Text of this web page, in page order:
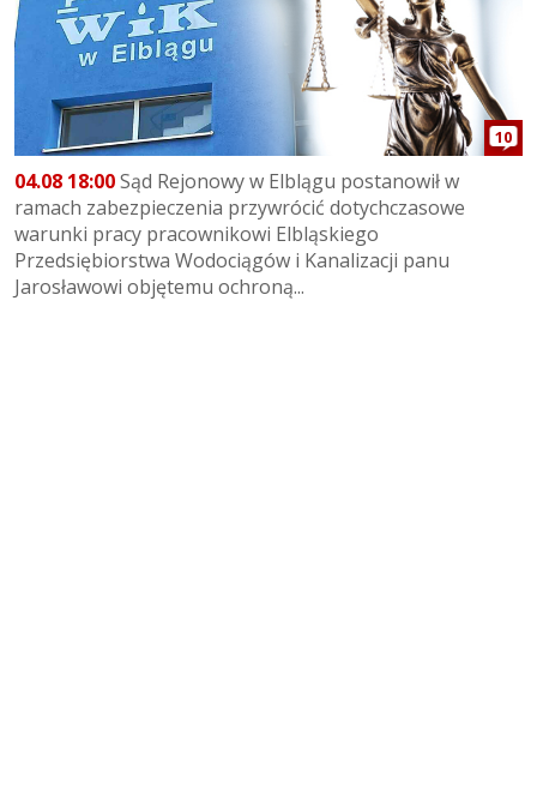
10
04.08 18:00Sąd Rejonowy w Elblągu postanowił w
ramach zabezpieczenia przywrócić dotychczasowe
warunki pracy pracownikowi Elbląskiego
Przedsiębiorstwa Wodociągów i Kanalizacji panu
Jarosławowi objętemu ochroną...